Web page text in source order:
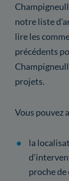
notre liste
lire les
précédents
projets.
Vous pouvez
la
proche de